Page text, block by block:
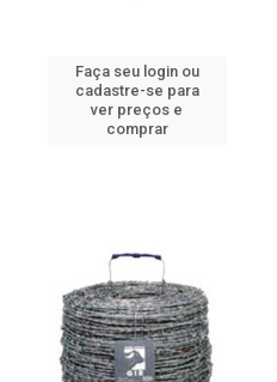
Faça seu login ou
cadastre-se para
ver preços e
comprar